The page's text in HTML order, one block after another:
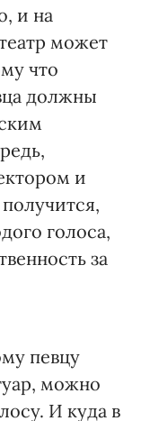
и на
может
что
должны
и
голоса,
за
певцу
можно
И куда в